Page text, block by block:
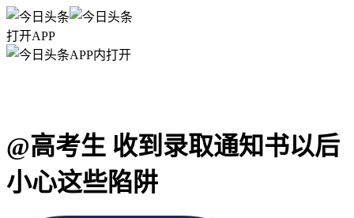
打开APP
APP内打开
@高考生 收到录取通知书以后
小心这些陷阱